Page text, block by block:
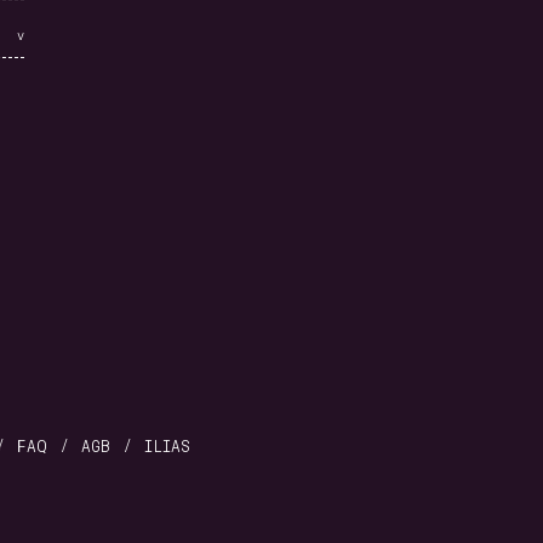
FAQ AGB
ILIAS